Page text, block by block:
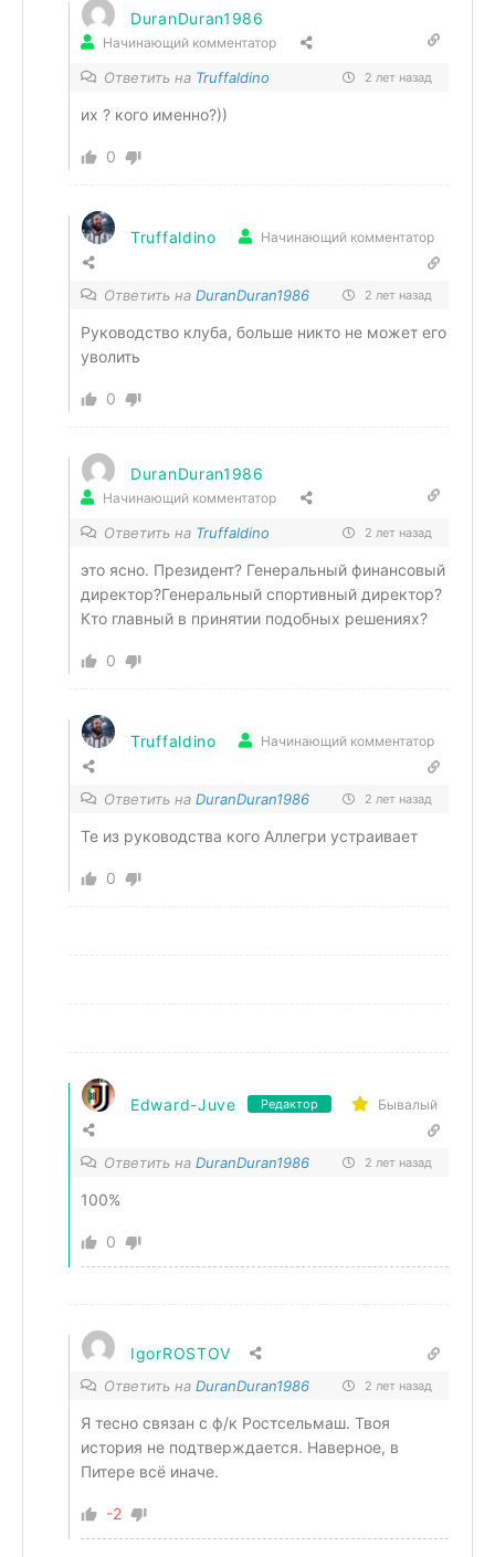
DuranDuran1986
Начинающий комментатор
Ответить на Truffaldino 2 лет назад
их ? кого именно?))
0
Truffaldino Начинающий комментатор
Ответить на DuranDuran1986 2 лет назад
Руководство клуба, больше никто не может его
уволить
0
DuranDuran1986
Начинающий комментатор
Ответить на Truffaldino 2 лет назад
это ясно. Президент? Генеральный финансовый
директор?Генеральный спортивный директор?
Кто главный в принятии подобных решениях?
0
Truffaldino Начинающий комментатор
Ответить на DuranDuran1986 2 лет назад
Те из руководства кого Аллегри устраивает
0
Edward-Juve Редактор Бывалый
Ответить на DuranDuran1986 2 лет назад
100%
0
IgorROSTOV
Ответить на DuranDuran1986 2 лет назад
Я тесно связан с ф/к Ростсельмаш. Твоя
история не подтверждается. Наверное, в
Питере всë иначе.
-2